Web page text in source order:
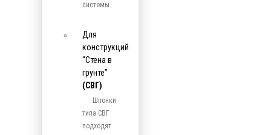
системы.
Для
конструкций
“Стена в
грунте”
(СВГ)
Шпонки
типа СВГ
подходят